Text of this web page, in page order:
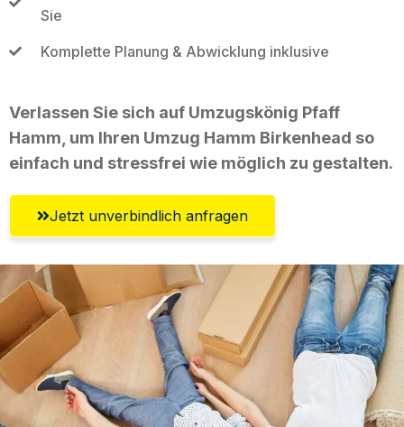
Sie
Komplette Planung & Abwicklung inklusive
Verlassen Sie sich auf Umzugskönig Pfaff
Hamm, um Ihren Umzug Hamm Birkenhead so
einfach und stressfrei wie möglich zu gestalten.
Jetzt unverbindlich anfragen